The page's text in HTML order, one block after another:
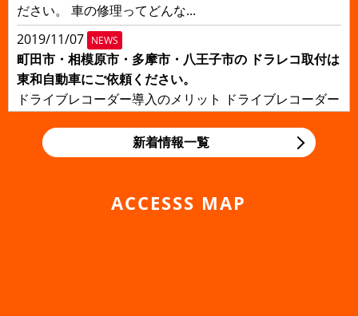
ださい。 車の修理ってどんな...
2019/11/07 NEWS
町田市・相模原市・多摩市・八王子市の ドラレコ取付は
東和自動車にご依頼ください。
ドライブレコーダー導入のメリット ドライブレコーダー
か？一番のメリットは、事故現場...
にご依頼ください。
新着情報一覧
ACCESSS MAP